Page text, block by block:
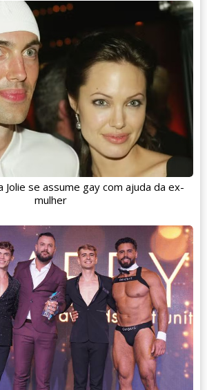
Jolie se assume gay com ajuda da ex-
mulher